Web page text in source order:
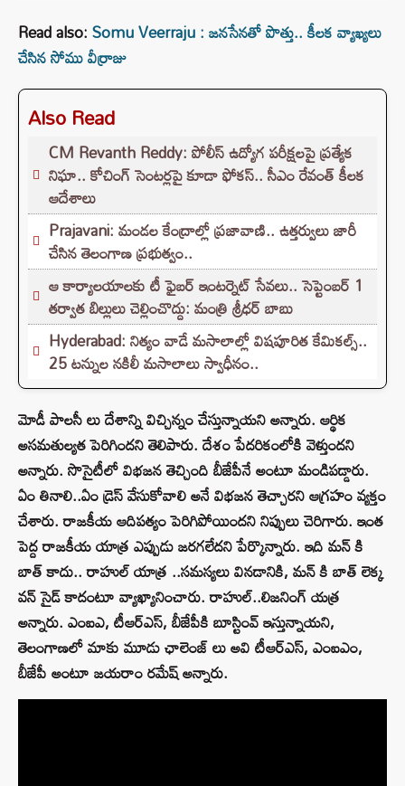
Read also:Somu Veerraju : జనసేనతో పొత్తు.. కీలక వ్యాఖ్యలు
చేసిన సోము వీర్రాజు
Also Read
CM Revanth Reddy: పోలీస్ ఉద్యోగ పరీక్షలపై ప్రత్యేక
నిఘా.. కోచింగ్ సెంటర్లపై కూడా ఫోకస్.. సీఎం రేవంత్ కీలక
ఆదేశాలు
Prajavani: మండల కేంద్రాల్లో ప్రజావాణి.. ఉత్తర్వులు జారీ
చేసిన తెలంగాణ ప్రభుత్వం..
ఆ కార్యాలయాలకు టీ ఫైబర్ ఇంటర్నెట్ సేవలు.. సెప్టెంబర్ 1
తర్వాత బిల్లులు చెల్లించొద్దు: మంత్రి శ్రీధర్ బాబు
Hyderabad: నిత్యం వాడే మసాలాల్లో విషపూరిత కేమికల్స్..
25 టన్నుల నకిలీ మసాలాలు స్వాధీనం..
మోడీ పాలసీ లు దేశాన్ని విచ్చిన్నం చేస్తున్నాయని అన్నారు. ఆర్థిక
అసమతుల్యత పెరిగిందని తెలిపారు. దేశం పేదరికంలోకి వెళ్తుందని
అన్నారు. సొసైటీలో విభజన తెచ్చింది బీజేపీనే అంటూ మండిపడ్డారు.
ఏం తినాలి..ఏం డ్రెస్ వేసుకోవాలి అనే విభజన తెచ్చారని ఆగ్రహం వ్యక్తం
చేశారు. రాజకీయ ఆదిపత్యం పెరిగిపోయిందని నిప్పులు చెరిగారు. ఇంత
పెద్ద రాజకీయ యాత్ర ఎప్పుడు జరగలేదని పేర్కొన్నారు. ఇది మన్ కి
బాత్ కాదు.. రాహుల్ యాత్ర ..సమస్యలు వినడానికి, మన్ కి బాత్ లెక్క
వన్ సైడ్ కాదంటూ వ్యాఖ్యానించారు. రాహుల్..లిజనింగ్ యత్ర
అన్నారు. ఎంఐఎ, టీఆర్‌ఎస్‌, బీజేపీకి బూస్టింవ్ ఇస్తున్నాయని,
తెలంగాణలో మాకు మూడు ఛాలెంజ్ లు అవి టీఆర్‌ఎస్‌, ఎంఐఎం,
బీజేపీ అంటూ జయరాం రమేష్‌ అన్నారు.